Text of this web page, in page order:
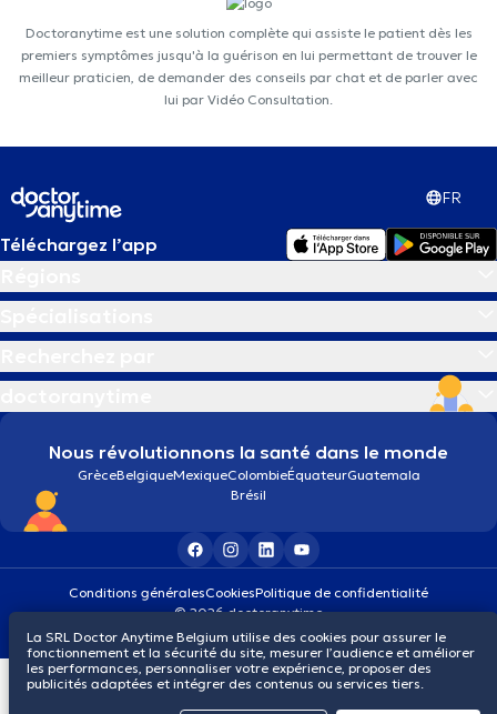
Doctoranytime est une solution complète qui assiste le patient dès les
premiers symptômes jusqu'à la guérison en lui permettant de trouver le
meilleur praticien, de demander des conseils par chat et de parler avec
lui par Vidéo Consultation.
FR
Téléchargez l’app
Nous révolutionnons la santé dans le monde
GrèceBelgiqueMexiqueColombieÉquateurGuatemala
Brésil
Conditions généralesCookiesPolitique de confidentialité
© 2026 doctoranytime
La SRL Doctor Anytime Belgium utilise des cookies pour assurer le
fonctionnement et la sécurité du site, mesurer l’audience et améliorer
les performances, personnaliser votre expérience, proposer des
publicités adaptées et intégrer des contenus ou services tiers.